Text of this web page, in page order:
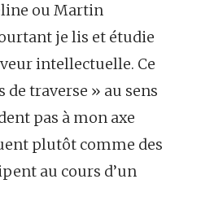
ou Martin
je lis et étudie
intellectuelle. Ce
traverse » au sens
pas à mon axe
plutôt comme des
au cours d’un